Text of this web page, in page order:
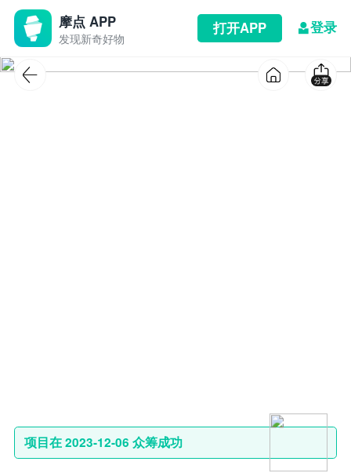
摩点 APP
发现新奇好物
打开APP 登录
项目在 2023-12-06 众筹成功